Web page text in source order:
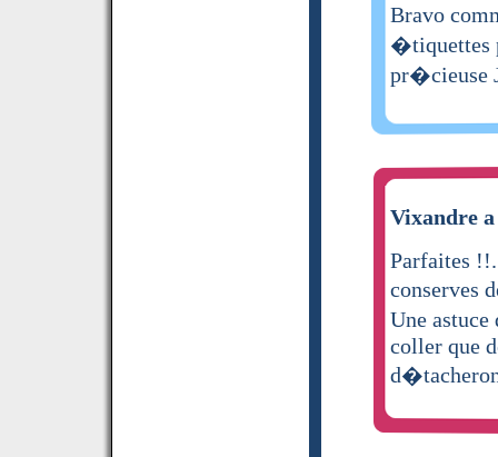
Bravo
�tiquettes
pr�cieuse
Vixandre
Parfaites
conserves
Une
coller que